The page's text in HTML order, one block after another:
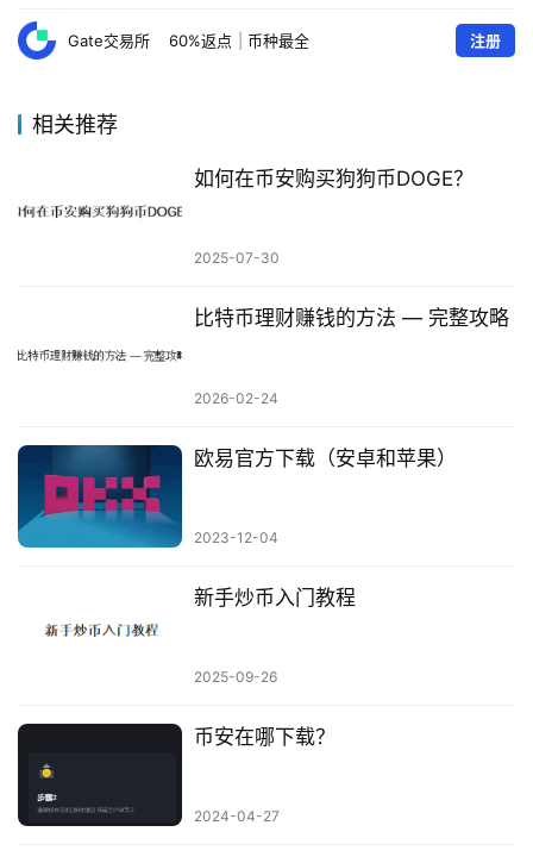
Gate交易所 60%返点 币种最全 注册
相关推荐
如何在币安购买狗狗币DOGE？
2025-07-30
比特币理财赚钱的方法 — 完整攻略
2026-02-24
欧易官方下载（安卓和苹果）
2023-12-04
新手炒币入门教程
2025-09-26
币安在哪下载？
2024-04-27